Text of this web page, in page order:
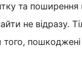
та
не відразу.